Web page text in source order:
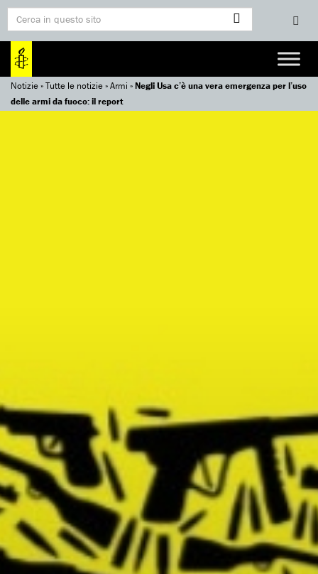
Notizie»Tutte le notizie»Armi »Negli Usa c’è una vera emergenza per l’uso
delle armi da fuoco: il report